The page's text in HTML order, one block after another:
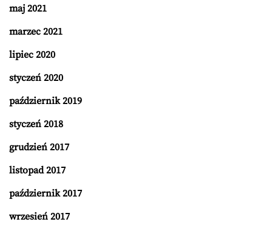
maj 2021
marzec 2021
lipiec 2020
styczeń 2020
październik 2019
styczeń 2018
grudzień 2017
listopad 2017
październik 2017
wrzesień 2017